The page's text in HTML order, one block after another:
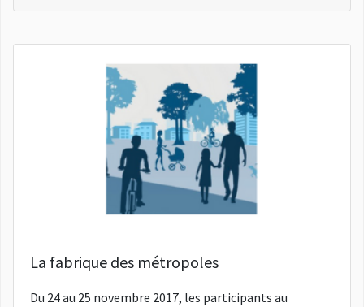
La fabrique des métropoles
Du 24 au 25 novembre 2017, les participants au